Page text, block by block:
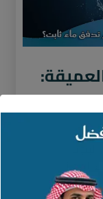
الجهاز